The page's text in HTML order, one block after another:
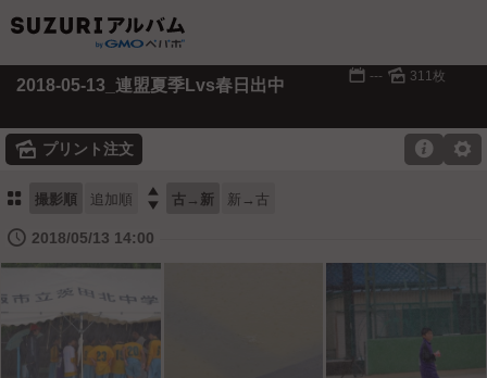
2018-05-13_連盟夏季Lvs春日出中 📅 --- 🌄 311枚
🌄 プリント注文 ⚙

⚏ 撮影順 追加順  古→新 新→古
🕔 2018/05/13 14:00